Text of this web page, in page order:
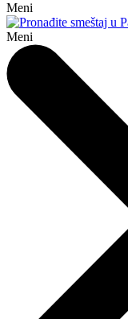
Meni
Meni